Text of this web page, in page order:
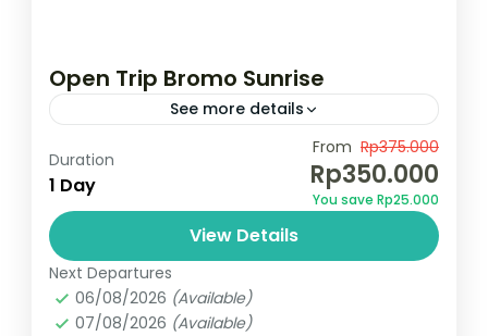
Open Trip Bromo Sunrise
See more details
Rp.350.000,00/pax Pesan Sekarang !!
Bromo
Duration
1 Day
From Rp375.000
Rp350.000
You save Rp25.000
View Details
Next Departures
06/08/2026 (Available)
07/08/2026 (Available)